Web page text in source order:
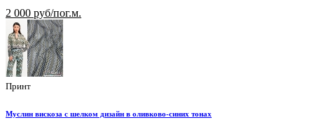
2 000 руб/пог.м.
Принт
Муслин вискоза с шелком дизайн в оливково-синих тонах